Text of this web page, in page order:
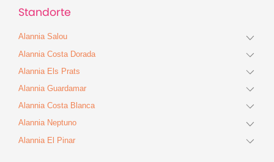
Standorte
Alannia Salou
Alannia Costa Dorada
Alannia Els Prats
Alannia Guardamar
Alannia Costa Blanca
Alannia Neptuno
Alannia El Pinar